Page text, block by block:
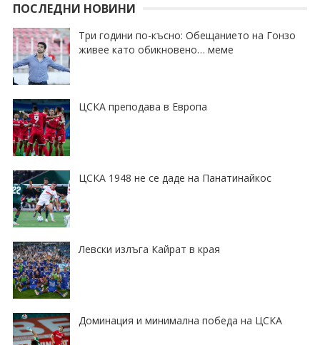
ПОСЛЕДНИ НОВИНИ
Три години по-късно: Обещанието на Гонзо
живее като обикновено… меме
ЦСКА преподава в Европа
ЦСКА 1948 не се даде на Панатинайкос
Левски излъга Кайрат в края
Доминация и минимална победа на ЦСКА